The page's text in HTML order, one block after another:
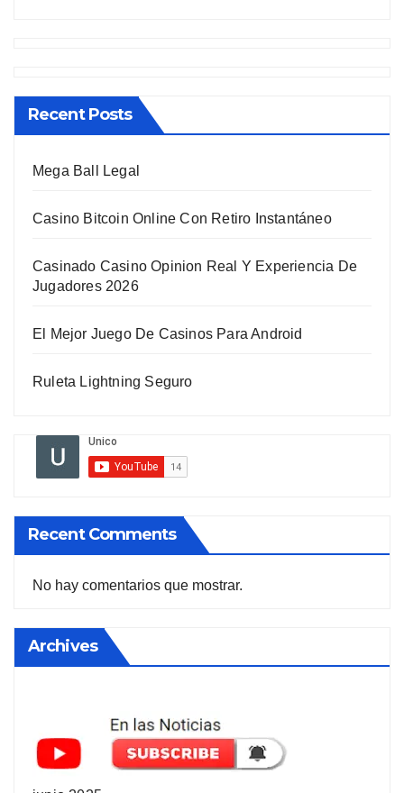
Recent Posts
Mega Ball Legal
Casino Bitcoin Online Con Retiro Instantáneo
Casinado Casino Opinion Real Y Experiencia De
Jugadores 2026
El Mejor Juego De Casinos Para Android
Ruleta Lightning Seguro
Recent Comments
No hay comentarios que mostrar.
Archives